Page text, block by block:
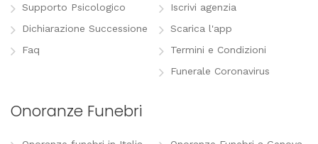
Supporto Psicologico
Dichiarazione Successione
Faq
Iscrivi agenzia
Scarica l'app
Termini e Condizioni
Funerale Coronavirus
Onoranze Funebri